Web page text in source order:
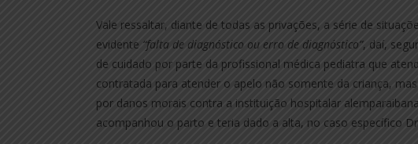
Vale ressaltar, diante de todas as privações, a série de
evidente “falta de diagnóstico ou erro de diagnóstico”, daí,
de cuidado por parte da profissional médica pediatra que
contratada para atender o apelo não somente da criança,
por danos morais contra a instituição hospitalar
acompanhou o parto e teria dado a alta, no caso específico